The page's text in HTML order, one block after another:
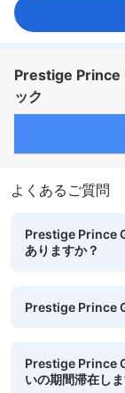
Prestige Prince
ック
よくあるご質問
Prestige Prince
ありますか？
Prestige Prince
Prestige Prince
いの期間滞在し